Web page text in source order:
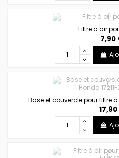
Filtre à air
7,90
Base et couvercle pour filtre à